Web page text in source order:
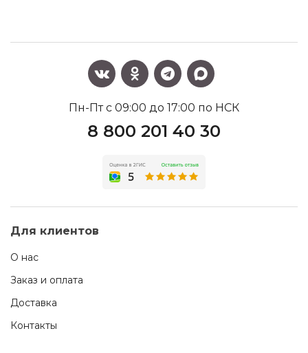
Пн-Пт с 09:00 до 17:00 по НСК
8 800 201 40 30
Для клиентов
О нас
Заказ и оплата
Доставка
Контакты